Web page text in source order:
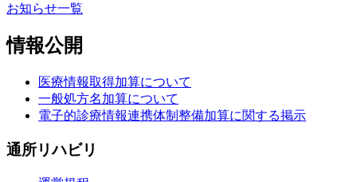
お知らせ一覧
情報公開
医療情報取得加算について
一般処方名加算について
電子的診療情報連携体制整備加算に関する掲示
通所リハビリ